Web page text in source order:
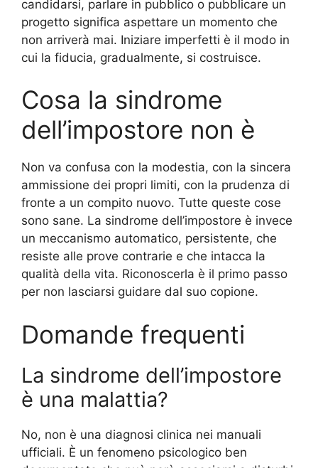
candidarsi, parlare in pubblico o pubblicare un
progetto significa aspettare un momento che
non arriverà mai. Iniziare imperfetti è il modo in
cui la fiducia, gradualmente, si costruisce.
Cosa la sindrome
dell’impostore non è
Non va confusa con la modestia, con la sincera
ammissione dei propri limiti, con la prudenza di
fronte a un compito nuovo. Tutte queste cose
sono sane. La sindrome dell’impostore è invece
un meccanismo automatico, persistente, che
resiste alle prove contrarie e che intacca la
qualità della vita. Riconoscerla è il primo passo
per non lasciarsi guidare dal suo copione.
Domande frequenti
La sindrome dell’impostore
è una malattia?
No, non è una diagnosi clinica nei manuali
ufficiali. È un fenomeno psicologico ben